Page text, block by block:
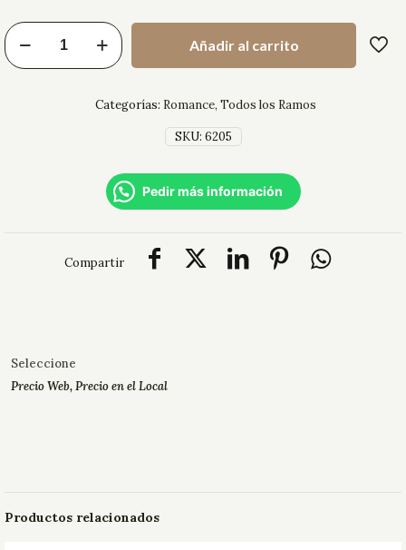
Añadir al carrito
SKU: 6205
Categorías: Romance, Todos los Ramos
Pedir más información
Compartir
Seleccione
Precio Web,Precio en el Local
Productos relacionados